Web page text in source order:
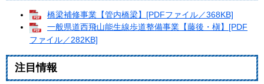
橋梁補修事業【管内橋梁】[PDFファイル／368KB]
一般県道西飛山能生線歩道整備事業【藤後・槇】[PDF
ファイル／282KB]
注目情報